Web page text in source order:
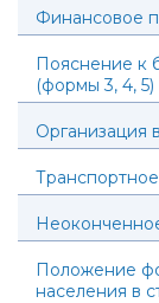
Финансовое
Пояснение к
(формы 3, 4, 5)
Организация
Положение
населения в